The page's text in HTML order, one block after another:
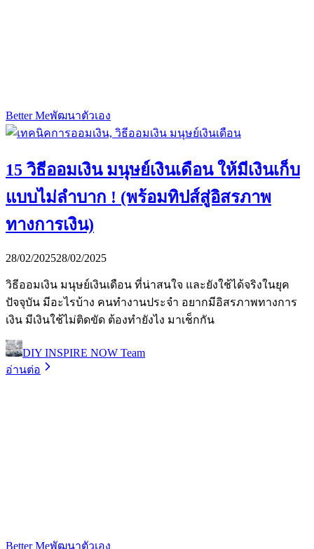
Better Meพัฒนาตัวเอง
15 วิธีออมเงิน มนุษย์เงินเดือน ให้มีเงินเก็บ
แบบไม่ลำบาก ! (พร้อมทิปส์สู่อิสรภาพ
ทางการเงิน)
28/02/202528/02/2025
วิธีออมเงิน มนุษย์เงินเดือน ที่น่าสนใจ และยังใช้ได้จริงในยุค
ปัจจุบัน มีอะไรบ้าง คนทำงานประจำ อยากมีอิสรภาพทางการ
เงิน มีเงินใช้ไม่ติดขัด ต้องทำยังไง มาเช็กกัน
DIY INSPIRE NOW Team
อ่านต่อ
Better Meพัฒนาตัวเอง